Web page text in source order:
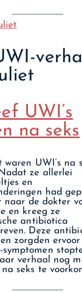
UWI’s
na seks
waren UWI’s na
ze allerlei
en
had
naar de dokter
en kreeg ze
antibiotica
Deze
zorgden
verhaal nog
na seks te